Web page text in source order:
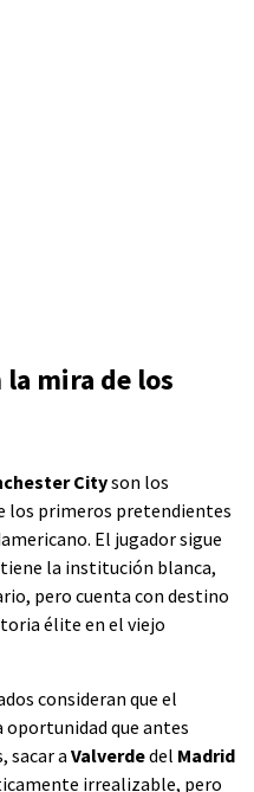
la mira de los
Cityson los
los primeros pretendientes
El jugador sigue
la institución blanca,
pero cuenta con destino
élite en el viejo
consideran que el
que antes
sacar a Valverdedel Madrid
irrealizable, pero